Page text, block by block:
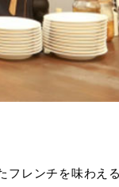
レンチを味わえ